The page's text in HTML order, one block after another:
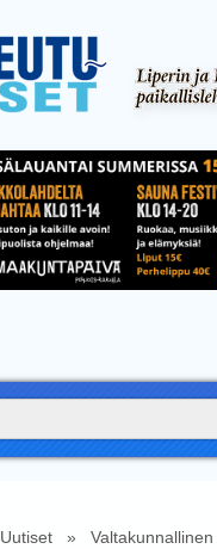
Uutiset» Valtakunnallinen